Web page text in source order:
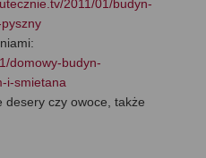
2011/01/budyn-
domowy-budyn-
i-smietana
desery czy owoce, także